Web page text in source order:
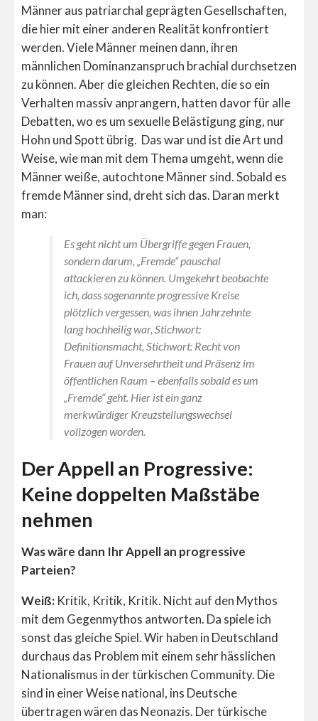
Männer aus patriarchal geprägten Gesellschaften,
die hier mit einer anderen Realität konfrontiert
werden. Viele Männer meinen dann, ihren
männlichen Dominanzanspruch brachial durchsetzen
zu können. Aber die gleichen Rechten, die so ein
Verhalten massiv anprangern, hatten davor für alle
Debatten, wo es um sexuelle Belästigung ging, nur
Hohn und Spott übrig. Das war und ist die Art und
Weise, wie man mit dem Thema umgeht, wenn die
Männer weiße, autochtone Männer sind. Sobald es
fremde Männer sind, dreht sich das. Daran merkt
man:
Es geht nicht um Übergriffe gegen Frauen,
sondern darum, „Fremde“ pauschal
attackieren zu können. Umgekehrt beobachte
ich, dass sogenannte progressive Kreise
plötzlich vergessen, was ihnen Jahrzehnte
lang hochheilig war, Stichwort:
Definitionsmacht, Stichwort: Recht von
Frauen auf Unversehrtheit und Präsenz im
öffentlichen Raum – ebenfalls sobald es um
„Fremde“ geht. Hier ist ein ganz
merkwürdiger Kreuzstellungswechsel
vollzogen worden.
Der Appell an Progressive:
Keine doppelten Maßstäbe
nehmen
Was wäre dann Ihr Appell an progressive
Parteien?
Weiß: Kritik, Kritik, Kritik. Nicht auf den Mythos
mit dem Gegenmythos antworten. Da spiele ich
sonst das gleiche Spiel. Wir haben in Deutschland
durchaus das Problem mit einem sehr hässlichen
Nationalismus in der türkischen Community. Die
sind in einer Weise national, ins Deutsche
übertragen wären das Neonazis. Der türkische